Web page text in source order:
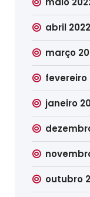
abril 2022
março
fevereiro
janeiro
outubro